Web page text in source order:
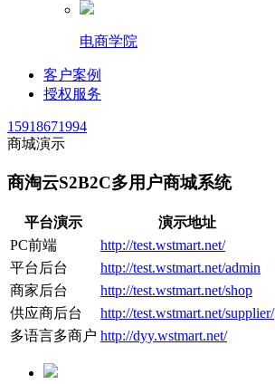
电商学院
客户案例
授权服务
15918671994
商城演示
商淘云S2B2C多用户商城系统
平台演示 演示地址
PC前端
http://test.wstmart.net/
平台后台
http://test.wstmart.net/admin
商家后台
http://test.wstmart.net/shop
供应商后台
http://test.wstmart.net/supplier/
多语言多商户 http://dyy.wstmart.net/